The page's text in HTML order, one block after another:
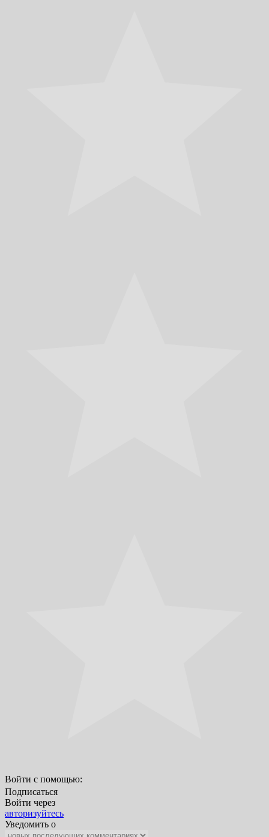
Войти с помощью:
Подписаться
Войти через
авторизуйтесь
Уведомить о